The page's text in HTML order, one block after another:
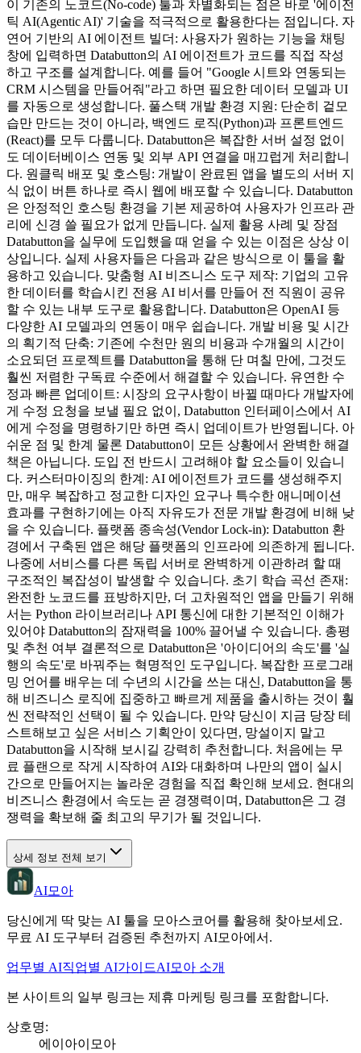
이 기존의 노코드(No-code) 툴과 차별화되는 점은 바로 '에이전
틱 AI(Agentic AI)' 기술을 적극적으로 활용한다는 점입니다. 자
연어 기반의 AI 에이전트 빌더: 사용자가 원하는 기능을 채팅
창에 입력하면 Databutton의 AI 에이전트가 코드를 직접 작성
하고 구조를 설계합니다. 예를 들어 "Google 시트와 연동되는
CRM 시스템을 만들어줘"라고 하면 필요한 데이터 모델과 UI
를 자동으로 생성합니다. 풀스택 개발 환경 지원: 단순히 겉모
습만 만드는 것이 아니라, 백엔드 로직(Python)과 프론트엔드
(React)를 모두 다룹니다. Databutton은 복잡한 서버 설정 없이
도 데이터베이스 연동 및 외부 API 연결을 매끄럽게 처리합니
다. 원클릭 배포 및 호스팅: 개발이 완료된 앱을 별도의 서버 지
식 없이 버튼 하나로 즉시 웹에 배포할 수 있습니다. Databutton
은 안정적인 호스팅 환경을 기본 제공하여 사용자가 인프라 관
리에 신경 쓸 필요가 없게 만듭니다. 실제 활용 사례 및 장점
Databutton을 실무에 도입했을 때 얻을 수 있는 이점은 상상 이
상입니다. 실제 사용자들은 다음과 같은 방식으로 이 툴을 활
용하고 있습니다. 맞춤형 AI 비즈니스 도구 제작: 기업의 고유
한 데이터를 학습시킨 전용 AI 비서를 만들어 전 직원이 공유
할 수 있는 내부 도구로 활용합니다. Databutton은 OpenAI 등
다양한 AI 모델과의 연동이 매우 쉽습니다. 개발 비용 및 시간
의 획기적 단축: 기존에 수천만 원의 비용과 수개월의 시간이
소요되던 프로젝트를 Databutton을 통해 단 며칠 만에, 그것도
훨씬 저렴한 구독료 수준에서 해결할 수 있습니다. 유연한 수
정과 빠른 업데이트: 시장의 요구사항이 바뀔 때마다 개발자에
게 수정 요청을 보낼 필요 없이, Databutton 인터페이스에서 AI
에게 수정을 명령하기만 하면 즉시 업데이트가 반영됩니다. 아
쉬운 점 및 한계 물론 Databutton이 모든 상황에서 완벽한 해결
책은 아닙니다. 도입 전 반드시 고려해야 할 요소들이 있습니
다. 커스터마이징의 한계: AI 에이전트가 코드를 생성해주지
만, 매우 복잡하고 정교한 디자인 요구나 특수한 애니메이션
효과를 구현하기에는 아직 자유도가 전문 개발 환경에 비해 낮
을 수 있습니다. 플랫폼 종속성(Vendor Lock-in): Databutton 환
경에서 구축된 앱은 해당 플랫폼의 인프라에 의존하게 됩니다.
나중에 서비스를 다른 독립 서버로 완벽하게 이관하려 할 때
구조적인 복잡성이 발생할 수 있습니다. 초기 학습 곡선 존재:
완전한 노코드를 표방하지만, 더 고차원적인 앱을 만들기 위해
서는 Python 라이브러리나 API 통신에 대한 기본적인 이해가
있어야 Databutton의 잠재력을 100% 끌어낼 수 있습니다. 총평
및 추천 여부 결론적으로 Databutton은 '아이디어의 속도'를 '실
행의 속도'로 바꿔주는 혁명적인 도구입니다. 복잡한 프로그래
밍 언어를 배우는 데 수년의 시간을 쓰는 대신, Databutton을 통
해 비즈니스 로직에 집중하고 빠르게 제품을 출시하는 것이 훨
씬 전략적인 선택이 될 수 있습니다. 만약 당신이 지금 당장 테
스트해보고 싶은 서비스 기획안이 있다면, 망설이지 말고
Databutton을 시작해 보시길 강력히 추천합니다. 처음에는 무
료 플랜으로 작게 시작하여 AI와 대화하며 나만의 앱이 실시
간으로 만들어지는 놀라운 경험을 직접 확인해 보세요. 현대의
비즈니스 환경에서 속도는 곧 경쟁력이며, Databutton은 그 경
쟁력을 확보해 줄 최고의 무기가 될 것입니다.
상세 정보 전체 보기
AI모아
당신에게 딱 맞는 AI 툴을 모아스코어를 활용해 찾아보세요.
무료 AI 도구부터 검증된 추천까지 AI모아에서.
업무별 AI직업별 AI가이드AI모아 소개
본 사이트의 일부 링크는 제휴 마케팅 링크를 포함합니다.
상호명:
에이아이모아